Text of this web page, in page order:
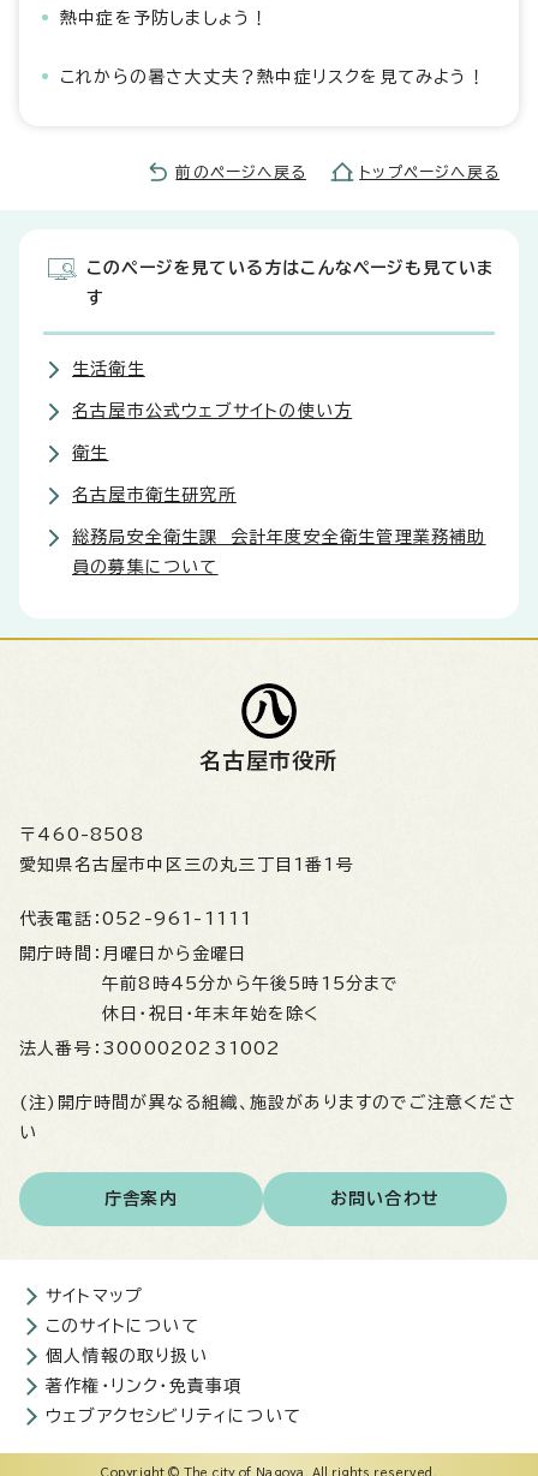
熱中症を予防しましょう！
これからの暑さ大丈夫？熱中症リスクを見てみよう！
前のページへ戻る トップページへ戻る
このページを見ている方はこんなページも見ていま
す
生活衛生
名古屋市公式ウェブサイトの使い方
衛生
名古屋市衛生研究所
総務局安全衛生課 会計年度安全衛生管理業務補助
員の募集について
名古屋市役所
〒460-8508
愛知県名古屋市中区三の丸三丁目1番1号
代表電話： 052-961-1111
開庁時間： 月曜日から金曜日
午前8時45分から午後5時15分まで
休日・祝日・年末年始を除く
法人番号： 3000020231002
(注)開庁時間が異なる組織、施設がありますのでご注意くださ
い
庁舎案内 お問い合わせ
サイトマップ
このサイトについて
個人情報の取り扱い
著作権・リンク・免責事項
ウェブアクセシビリティについて
Copyright © The city of Nagoya. All rights reserved.